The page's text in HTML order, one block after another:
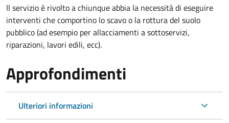
Il servizio è rivolto a chiunque abbia la necessità di eseguire
interventi che comportino lo scavo o la rottura del suolo
pubblico (ad esempio per allacciamenti a sottoservizi,
riparazioni, lavori edili, ecc).
Approfondimenti
Ulteriori informazioni